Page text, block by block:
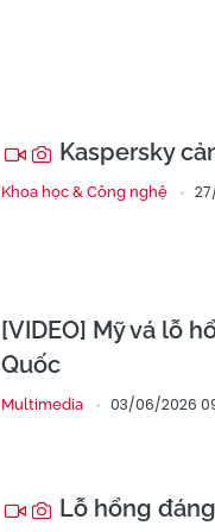
Kaspersky
Khoa học & Công nghệ
[VIDEO] Mỹ vá lỗ
Quốc
Multimedia 03/06/2026
Lỗ hổng